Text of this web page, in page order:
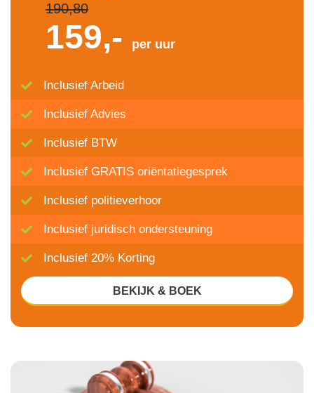
190,80
159,- per uur
Inclusief Arbeid
Inclusief Advies
Inclusief BTW
Inclusief GRATIS oriëntatiegesprek
Inclusief politieverhoor
Inclusief juridisch ondersteuning
Inclusief 20% Korting
BEKIJK & BOEK